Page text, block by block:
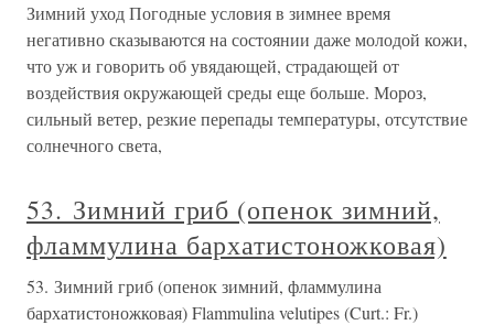
Зимний уход Погодные условия в зимнее время
негативно сказываются на состоянии даже молодой кожи,
что уж и говорить об увядающей, страдающей от
воздействия окружающей среды еще больше. Мороз,
сильный ветер, резкие перепады температуры, отсутствие
солнечного света,
53. Зимний гриб (опенок зимний,
фламмулина бархатистоножковая)
53. Зимний гриб (опенок зимний, фламмулина
бархатистоножковая) Flammulina velutipes (Curt.: Fr.)